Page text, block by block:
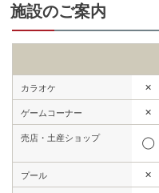
施設のご案内
カラオケ ✕
ゲームコーナー ✕
売店・土産ショップ
◯
プール ✕